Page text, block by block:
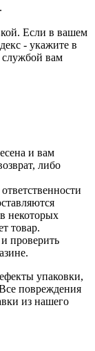
Если в вашем
- укажите в
службой вам
и вам
либо
некоторых
товар.
проверить
упаковки,
повреждения
из нашего